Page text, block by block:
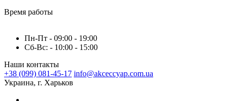
Время работы
Пн-Пт - 09:00 - 19:00
Сб-Вс: - 10:00 - 15:00
Наши контакты
+38 (099) 081-45-17 info@akceccyap.com.ua
Украина, г. Харьков